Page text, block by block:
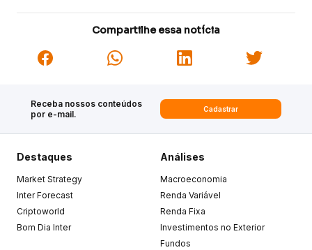
Compartilhe essa notícia
Receba nossos conteúdos
por e-mail.
Cadastrar
Destaques
Market Strategy
Inter Forecast
Criptoworld
Bom Dia Inter
Análises
Macroeconomia
Renda Variável
Renda Fixa
Investimentos no Exterior
Fundos